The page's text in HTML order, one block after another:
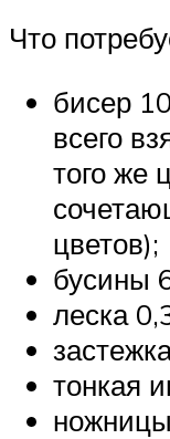
Что
бисер
всего
того же
цветов);
бусины
леска
тонкая